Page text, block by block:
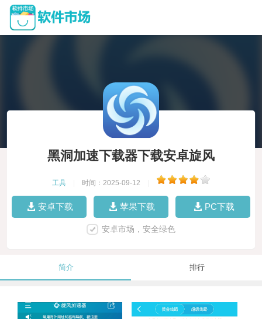
黑洞加速下载器下载安卓旋风
工具 时间：2025-09-12
安卓下载 苹果下载 PC下载
安卓市场，安全绿色
简介 排行